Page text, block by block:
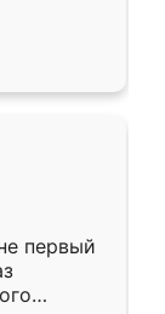
к
даже
первый